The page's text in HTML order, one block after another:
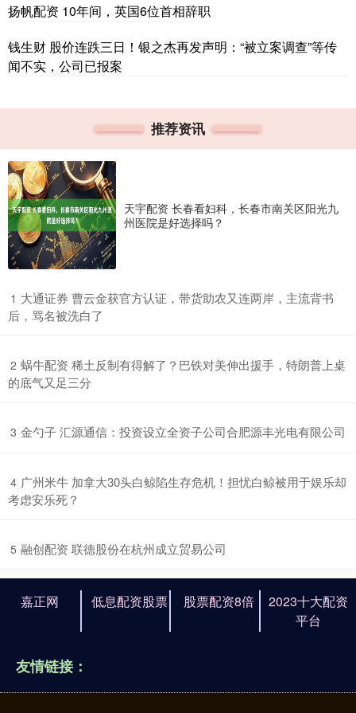
扬帆配资 10年间，英国6位首相辞职
钱生财 股价连跌三日！银之杰再发声明：“被立案调查”等传
闻不实，公司已报案
推荐资讯
天宇配资 长春看妇科，长春市南关区阳光九
州医院是好选择吗？
1 ​大通证券 曹云金获官方认证，带货助农又连两岸，主流背书
后，骂名被洗白了
2 ​蜗牛配资 稀土反制有得解了？巴铁对美伸出援手，特朗普上桌
的底气又足三分
3 ​金勺子 汇源通信：投资设立全资子公司合肥源丰光电有限公司
4 ​广州米牛 加拿大30头白鲸陷生存危机！担忧白鲸被用于娱乐却
考虑安乐死？
5 ​融创配资 联德股份在杭州成立贸易公司
嘉正网 低息配资股票 股票配资8倍
2023十大配资
平台
友情链接：